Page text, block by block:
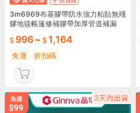
3m6969布基膠帶防水強力粘貼無殘
膠地毯帳篷修補膠帶加厚管道補漏
996~ 1,164
免運 折扣碼